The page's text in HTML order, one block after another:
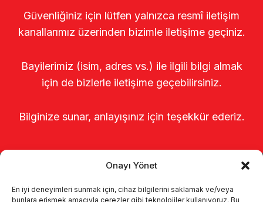
Onayı Yönet
En iyi deneyimleri sunmak için, cihaz bilgilerini saklamak ve/veya
bunlara erişmek amacıyla çerezler gibi teknolojiler kullanıyoruz. Bu
Güvenliğiniz için lütfen yalnızca resmî iletişim
kanallarımız üzerinden bizimle iletişime geçiniz.
Bayilerimiz (isim, adres vs.) ile ilgili bilgi almak
için de bizlerle iletişime geçebilirsiniz.
Bilginize sunar, anlayışınız için teşekkür ederiz.